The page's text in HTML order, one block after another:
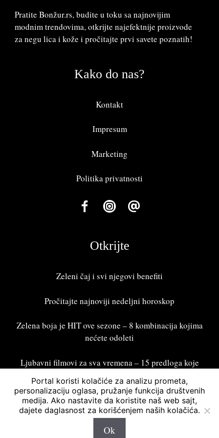
Pratite Bonžur.rs, budite u toku sa najnovijim
modnim trendovima, otkrijte najefektnije proizvode
za negu lica i kože i pročitajte prvi savete poznatih!
Kako do nas?
Kontakt
Impresum
Marketing
Politika privatnosti
Otkrijte
Zeleni čaj i svi njegovi benefiti
Pročitajte najnoviji nedeljni horoskop
Zelena boja je HIT ove sezone – 8 kombinacija kojima
nećete odoleti
Ljubavni filmovi za sva vremena – 15 predloga koje
Bonžur 2026 © Sva prava zadržana. Powered by Asymmetric
Digital
Portal koristi kolačiće za analizu prometa,
personalizaciju oglasa, pružanje funkcija društvenih
medija. Ako nastavite da koristite naš web sajt,
dajete daglasnost za korišćenjem naših kolačića.
Ok